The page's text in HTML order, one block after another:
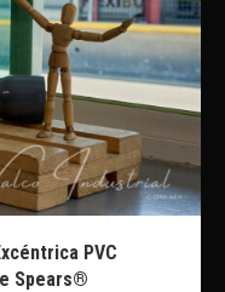
PVC
Spears®